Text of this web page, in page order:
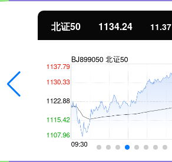
北证50 1134.24 11.37